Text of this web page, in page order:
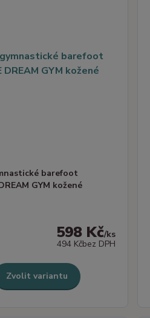
barefoot
GYM kožené
598 Kč/ks
494 Kčbez DPH
Zvolit variantu